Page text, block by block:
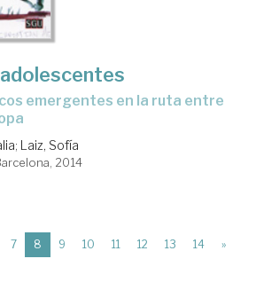
; Laiz, Sofía
2014
7 8 (current)
9 10 11 12 13 14 »